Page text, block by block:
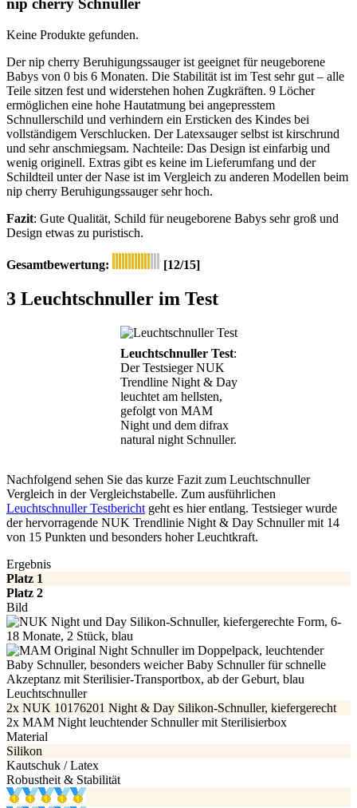
nip cherry Schnuller
Keine Produkte gefunden.
Der nip cherry Beruhigungssauger ist geeignet für neugeborene
Babys von 0 bis 6 Monaten. Die Stabilität ist im Test sehr gut – alle
Teile sitzen fest und widerstehen hohen Zugkräften. 9 Löcher
ermöglichen eine hohe Hautatmung bei angepresstem
Schnullerschild und verhindern ein Ersticken des Kindes bei
vollständigem Verschlucken. Der Latexsauger selbst ist kirschrund
und sehr anschmiegsam. Nachteile: Das Design ist einfarbig und
wenig originell. Extras gibt es keine im Lieferumfang und der
Schildteil unter der Nase ist im Vergleich zu anderen Modellen beim
nip cherry Beruhigungssauger sehr hoch.
Fazit: Gute Qualität, Schild für neugeborene Babys sehr groß und
Design etwas zu puristisch.
Gesamtbewertung: [12/15]
3 Leuchtschnuller im Test
Leuchtschnuller Test:
Der Testsieger NUK
Trendline Night & Day
leuchtet am hellsten,
gefolgt von MAM
Night und dem difrax
natural night Schnuller.
Nachfolgend sehen Sie das kurze Fazit zum Leuchtschnuller
Vergleich in der Vergleichstabelle. Zum ausführlichen
Leuchtschnuller Testbericht geht es hier entlang. Testsieger wurde
der hervorragende NUK Trendlinie Night & Day Schnuller mit 14
von 15 Punkten und besonders hoher Leuchtkraft.
Ergebnis
Platz 1
Platz 2
Bild
Leuchtschnuller
2x NUK 10176201 Night & Day Silikon-Schnuller, kiefergerecht
2x MAM Night leuchtender Schnuller mit Sterilisierbox
Material
Silikon
Kautschuk / Latex
Robustheit & Stabilität